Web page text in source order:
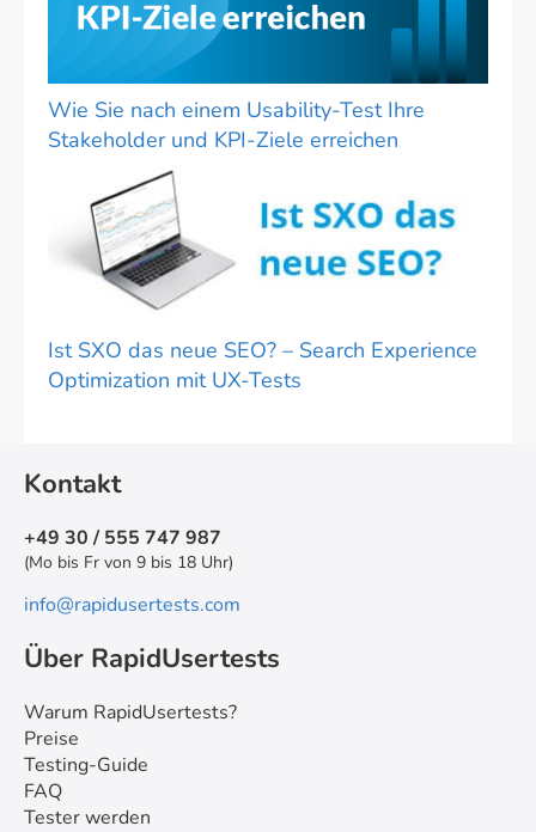
Wie Sie nach einem Usability-Test Ihre
Stakeholder und KPI-Ziele erreichen
Ist SXO das neue SEO? – Search Experience
Optimization mit UX-Tests
Kontakt
+49 30 / 555 747 987
(Mo bis Fr von 9 bis 18 Uhr)
info@rapidusertests.com
Über RapidUsertests
Warum RapidUsertests?
Preise
Testing-Guide
FAQ
Tester werden